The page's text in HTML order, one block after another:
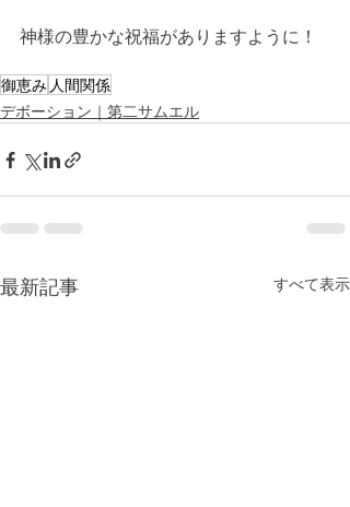
神様の豊かな祝福がありますように！
御恵み 人間関係
デボーション｜第二サムエル
最新記事 すべて表示